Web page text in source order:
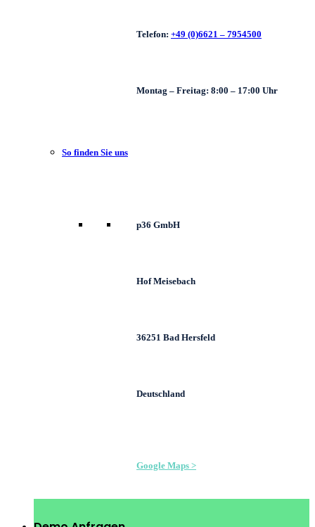
Telefon: +49 (0)6621 – 7954500
Montag – Freitag: 8:00 – 17:00 Uhr
So finden Sie uns
p36 GmbH
Hof Meisebach
36251 Bad Hersfeld
Deutschland
Google Maps >